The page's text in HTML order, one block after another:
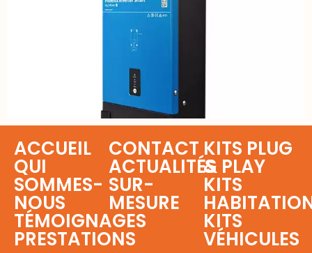
ACCUEIL
QUI
SOMMES-
NOUS
TÉMOIGNAGES
PRESTATIONS
CONTACT
ACTUALITÉS
SUR-
MESURE
KITS PLUG
& PLAY
KITS
KITS
VÉHICULES